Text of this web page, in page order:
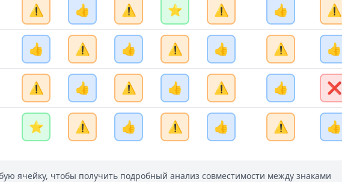
⚠️ 👍 ⚠️ ⭐ ⚠️ 👍 ⚠️
👍 ⚠️ 👍 ⚠️ 👍 ⚠️ 👍
⚠️ 👍 ⚠️ 👍 ⚠️ 👍 ❌
⭐ ⚠️ 👍 ⚠️ 👍 ⚠️ 👍
ячейку, чтобы получить подробный анализ совместимости между знаками